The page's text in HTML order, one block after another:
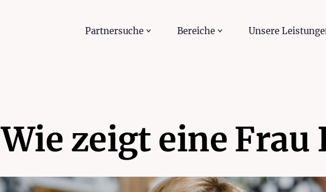
Partnersuche Bereiche Unsere
Wie zeigt eine Frau